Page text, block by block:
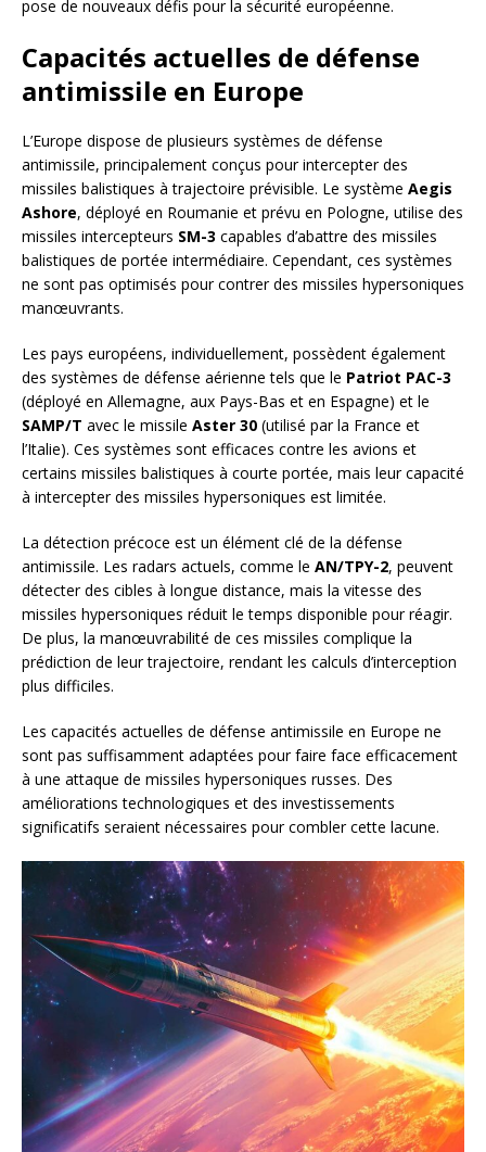
pose de nouveaux défis pour la sécurité européenne.
Capacités actuelles de défense
antimissile en Europe
L’Europe dispose de plusieurs systèmes de défense
antimissile, principalement conçus pour intercepter des
missiles balistiques à trajectoire prévisible. Le système Aegis
Ashore, déployé en Roumanie et prévu en Pologne, utilise des
missiles intercepteurs SM-3 capables d’abattre des missiles
balistiques de portée intermédiaire. Cependant, ces systèmes
ne sont pas optimisés pour contrer des missiles hypersoniques
manœuvrants.
Les pays européens, individuellement, possèdent également
des systèmes de défense aérienne tels que le Patriot PAC-3
(déployé en Allemagne, aux Pays-Bas et en Espagne) et le
SAMP/T avec le missile Aster 30 (utilisé par la France et
l’Italie). Ces systèmes sont efficaces contre les avions et
certains missiles balistiques à courte portée, mais leur capacité
à intercepter des missiles hypersoniques est limitée.
La détection précoce est un élément clé de la défense
antimissile. Les radars actuels, comme le AN/TPY-2, peuvent
détecter des cibles à longue distance, mais la vitesse des
missiles hypersoniques réduit le temps disponible pour réagir.
De plus, la manœuvrabilité de ces missiles complique la
prédiction de leur trajectoire, rendant les calculs d’interception
plus difficiles.
Les capacités actuelles de défense antimissile en Europe ne
sont pas suffisamment adaptées pour faire face efficacement
à une attaque de missiles hypersoniques russes. Des
améliorations technologiques et des investissements
significatifs seraient nécessaires pour combler cette lacune.